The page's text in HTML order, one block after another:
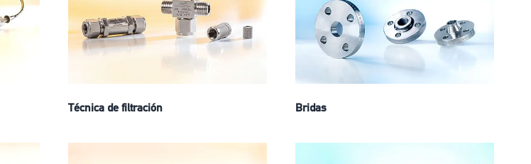
Técnica de filtración Bridas